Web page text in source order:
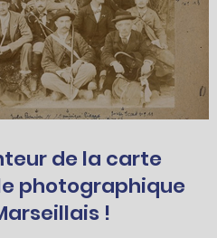
de la carte
photographique
!